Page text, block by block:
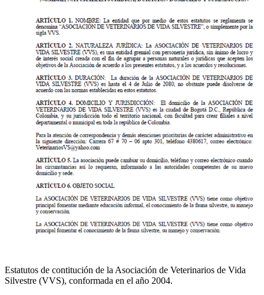
Estatutos de contitución de la Asociación de Veterinarios de Vida
Silvestre (VVS), conformada en el año 2004.